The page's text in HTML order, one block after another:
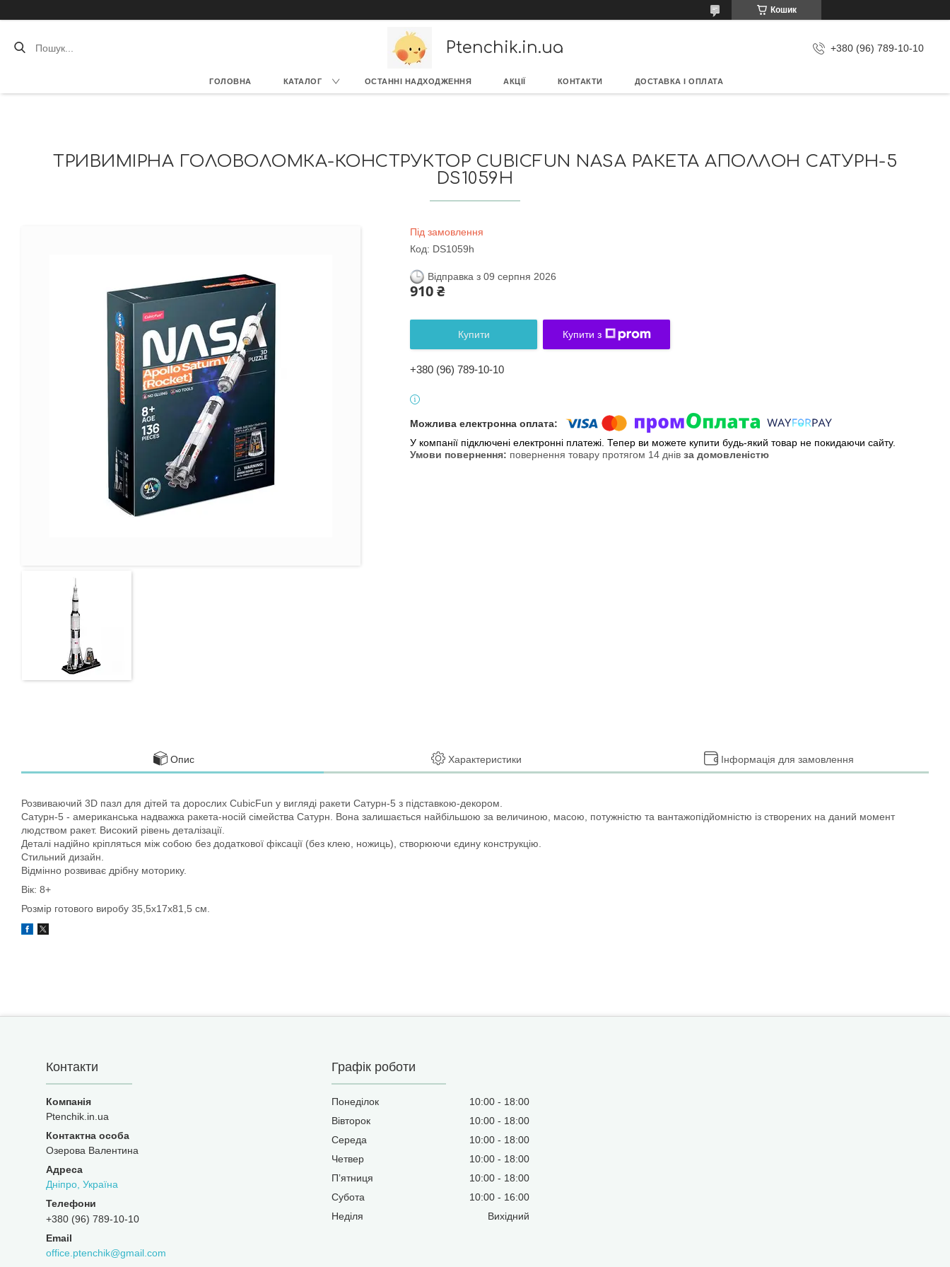
Кошик
Ptenchik.in.ua +380 (96) 789-10-10
ГОЛОВНА КАТАЛОГ ОСТАННІ НАДХОДЖЕННЯ АКЦІЇ КОНТАКТИ ДОСТАВКА І ОПЛАТА
ТРИВИМІРНА ГОЛОВОЛОМКА-КОНСТРУКТОР CUBICFUN NASA РАКЕТА АПОЛЛОН САТУРН-5
DS1059H
Під замовлення
Код: DS1059h
Відправка з 09 серпня 2026
910 ₴
Купити Купити з
+380 (96) 789-10-10
У компанії підключені електронні платежі. Тепер ви можете купити будь-який товар не покидаючи сайту.
повернення товару протягом 14 днів за домовленістю
Опис Характеристики Інформація для замовлення
Розвиваючий 3D пазл для дітей та дорослих CubicFun у вигляді ракети Сатурн-5 з підставкою-декором.
Сатурн-5 - американська надважка ракета-носій сімейства Сатурн. Вона залишається найбільшою за величиною, масою, потужністю та вантажопідйомністю із створених на даний момент
людством ракет. Високий рівень деталізації.
Деталі надійно кріпляться між собою без додаткової фіксації (без клею, ножиць), створюючи єдину конструкцію.
Стильний дизайн.
Відмінно розвиває дрібну моторику.
Вік: 8+
Розмір готового виробу 35,5х17х81,5 см.
Контакти
Ptenchik.in.ua
Озерова Валентина
Дніпро, Україна
+380 (96) 789-10-10
office.ptenchik@gmail.com
Графік роботи
Понеділок 10:00
18:00
Вівторок
10:00
18:00
Середа
10:00
18:00
Четвер
10:00
18:00
Пʼятниця
10:00
18:00
Субота
10:00
16:00
Неділя
Вихідний